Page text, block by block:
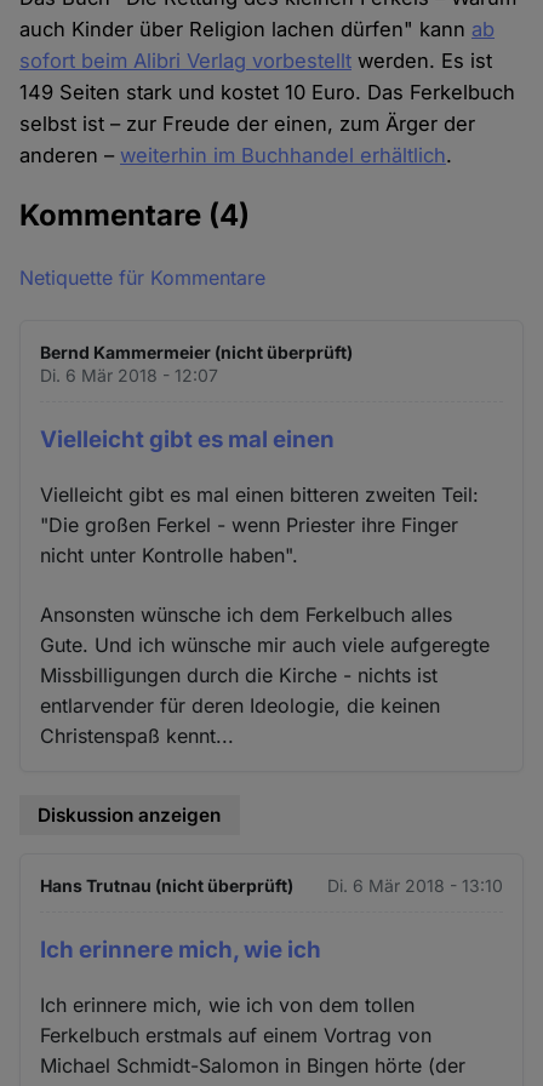
auch Kinder über Religion lachen dürfen" kann ab
sofort beim Alibri Verlag vorbestellt werden. Es ist
149 Seiten stark und kostet 10 Euro. Das Ferkelbuch
selbst ist – zur Freude der einen, zum Ärger der
anderen – weiterhin im Buchhandel erhältlich.
Kommentare (4)
Netiquette für Kommentare
Bernd Kammermeier (nicht überprüft)
Di. 6 Mär 2018 - 12:07
Vielleicht gibt es mal einen
Vielleicht gibt es mal einen bitteren zweiten Teil:
"Die großen Ferkel - wenn Priester ihre Finger
nicht unter Kontrolle haben".
Ansonsten wünsche ich dem Ferkelbuch alles
Gute. Und ich wünsche mir auch viele aufgeregte
Missbilligungen durch die Kirche - nichts ist
entlarvender für deren Ideologie, die keinen
Christenspaß kennt...
Diskussion anzeigen
Hans Trutnau (nicht überprüft) Di. 6 Mär 2018 - 13:10
Ich erinnere mich, wie ich
Ich erinnere mich, wie ich von dem tollen
Ferkelbuch erstmals auf einem Vortrag von
Michael Schmidt-Salomon in Bingen hörte (der